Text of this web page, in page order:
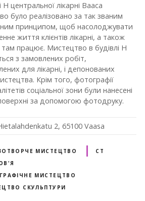
H центральної лікарні Вааса
було реалізовано за так званим
принципом, щоб насолоджувати
життя клієнтів лікарні, а також
працює. Мистецтво в будівлі H
з замовлених робіт,
для лікарні, і депонованих
Крім того, фотографії
соціальної зони були нанесені
поверхні за допомогою фотодруку.
2, 65100 Vaasa
МИСТЕЦТВО
СТ
МИСТЕЦТВО
СКУЛЬПТУРИ